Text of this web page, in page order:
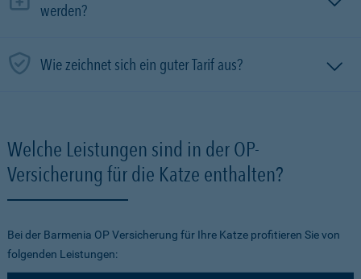
werden?
Wie zeichnet sich ein guter Tarif aus?
Welche Leistungen sind in der OP-
Versicherung für die Katze enthalten?
Bei der Barmenia OP Versicherung für Ihre Katze profitieren Sie von
folgenden Leistungen: